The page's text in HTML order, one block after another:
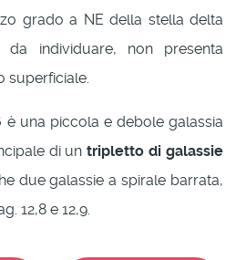
grado a NE della stella delta
da individuare, non presenta
superficiale.
è una piccola e debole galassia
di untripletto di galassie
due galassie a spirale barrata,
12,8 e 12,9.